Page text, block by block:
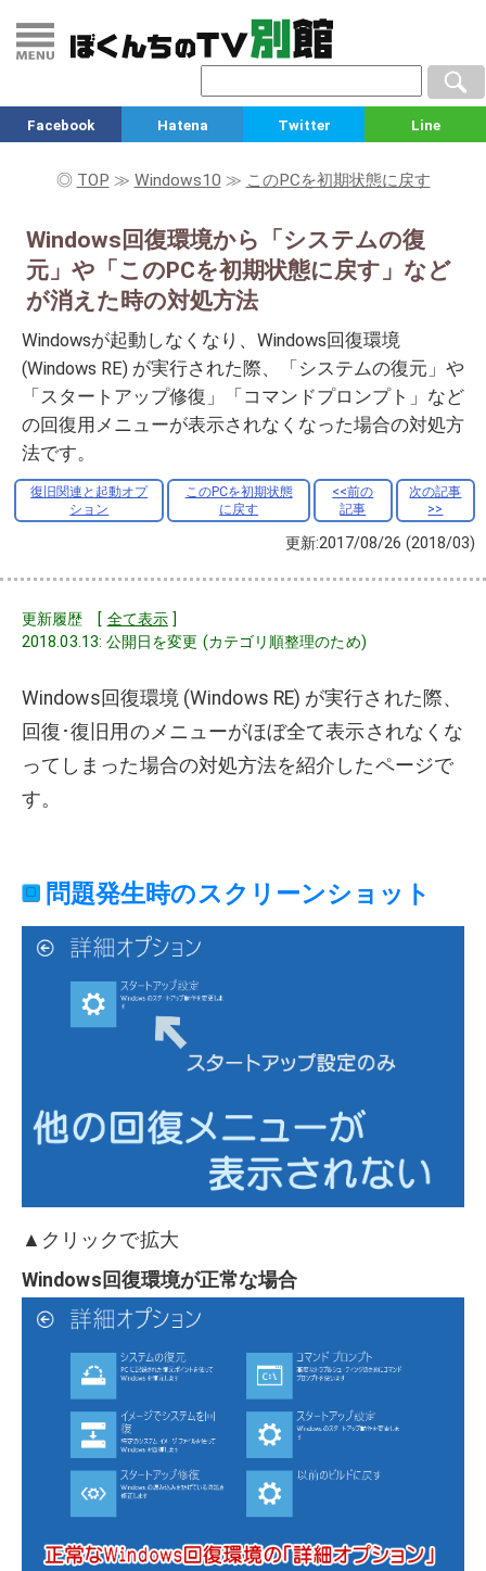
Facebook Hatena Twitter Line
◎ TOP ≫ Windows10 ≫ このPCを初期状態に戻す
Windows回復環境から「システムの復
元」や「このPCを初期状態に戻す」など
が消えた時の対処方法
Windowsが起動しなくなり、Windows回復環境
(Windows RE) が実行された際、「システムの復元」や
「スタートアップ修復」「コマンドプロンプト」など
の回復用メニューが表示されなくなった場合の対処方
法です。
復旧関連と起動オプ
ション
このPCを初期状態
に戻す
<<前の
記事
次の記事
>>
更新:2017/08/26 (2018/03)
更新履歴 [ 全て表示]
2018.03.13: 公開日を変更 (カテゴリ順整理のため)
Windows回復環境 (Windows RE) が実行された際、
回復･復旧用のメニューがほぼ全て表示されなくな
ってしまった場合の対処方法を紹介したページで
す。
問題発生時のスクリーンショット
▲クリックで拡大
Windows回復環境が正常な場合